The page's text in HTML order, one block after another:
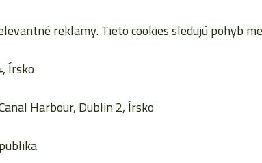
reklamy. Tieto cookies sledujú pohyb
Írsko
Harbour, Dublin 2, Írsko